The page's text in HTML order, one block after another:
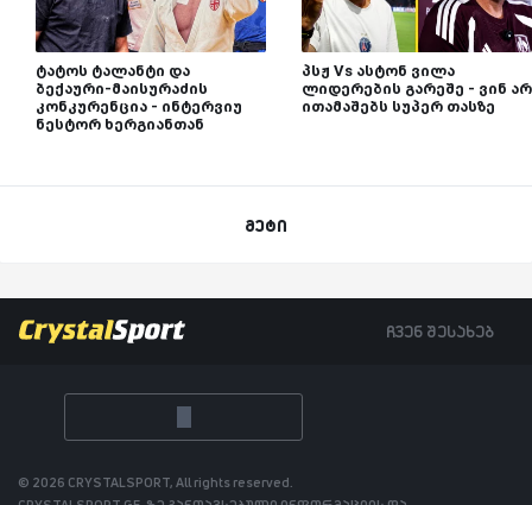
ტატოს ტალანტი და
ბექაური-მაისურაძის
კონკურენცია - ინტერვიუ
ნესტორ ხერგიანთან
პსჟ Vs ასტონ ვილა
ლიდერების გარეშე - ვინ არ
ითამაშებს სუპერ თასზე
მეტი
ჩვენ შესახებ
© 2026 CRYSTALSPORT, All rights reserved.